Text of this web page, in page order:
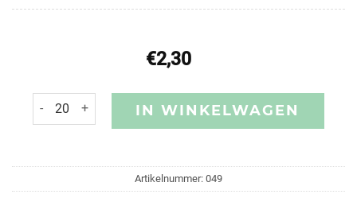
€2,30
IN WINKELWAGEN
Artikelnummer: 049